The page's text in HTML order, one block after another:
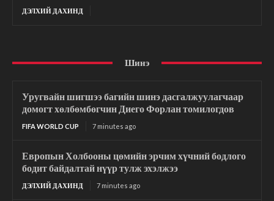
ДЭЛХИЙ ДАХИНД
Шинэ
Уругвайн шигшээ багийн шинэ дасгалжуулагчаар
домогт хөлбөмбөгчин Диего Форлан томилогдов
FIFA WORLD CUP 7 minutes ago
Европын Холбооны цөмийн эрчим хүчний бодлого
бодит байдалтай нүүр тулж эхэлжээ
ДЭЛХИЙ ДАХИНД 7 minutes ago